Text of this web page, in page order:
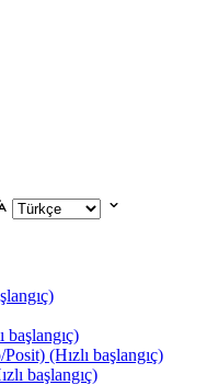
başlangıç)
(Hızlı başlangıç)
başlangıç)